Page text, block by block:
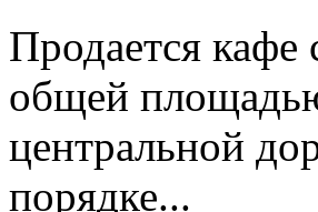
Продается
общей
центральной
порядке...